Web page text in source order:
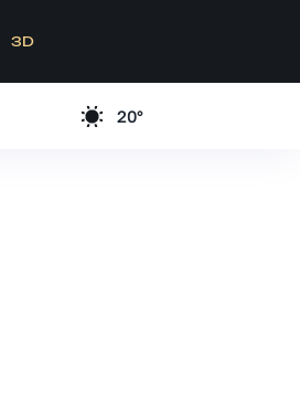
3D
20°